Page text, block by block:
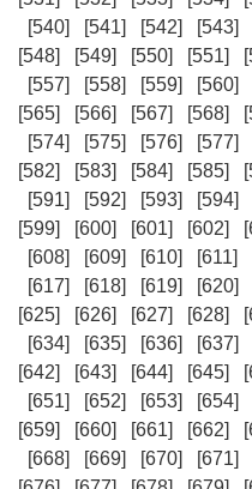
[540]
[541] [542] [543]
[548]
[549] [550] [551]
[557]
[558] [559] [560]
[565]
[566] [567] [568]
[574]
[575] [576] [577]
[582]
[583] [584] [585]
[591]
[592] [593] [594]
[599]
[600] [601] [602]
[608]
[609] [610] [611]
[617]
[618] [619] [620]
[625]
[626] [627] [628]
[634]
[635] [636] [637]
[642]
[643] [644] [645]
[651]
[652] [653] [654]
[659]
[660] [661] [662]
[668]
[669] [670] [671]